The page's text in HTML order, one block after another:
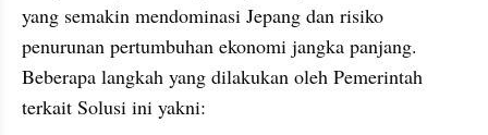
yang semakin mendominasi Jepang dan risiko
penurunan pertumbuhan ekonomi jangka panjang.
Beberapa langkah yang dilakukan oleh Pemerintah
terkait Solusi ini yakni: